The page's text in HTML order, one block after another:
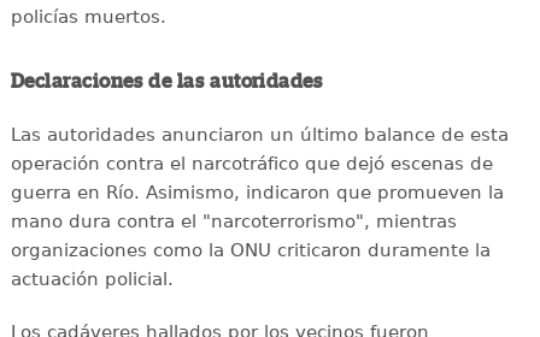
policías muertos.
Declaraciones de las autoridades
Las autoridades anunciaron un último balance de esta
operación contra el narcotráfico que dejó escenas de
guerra en Río. Asimismo, indicaron que promueven la
mano dura contra el "narcoterrorismo", mientras
organizaciones como la ONU criticaron duramente la
actuación policial.
Los cadáveres hallados por los vecinos fueron